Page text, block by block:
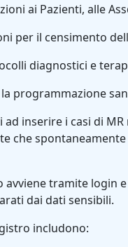
ai Pazienti, alle
per il censimento
diagnostici e
programmazione
inserire i casi di
che
avviene tramite
dai dati sensibili.
includono: